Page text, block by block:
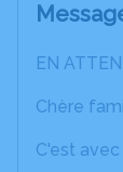
EN
Chère
C'est